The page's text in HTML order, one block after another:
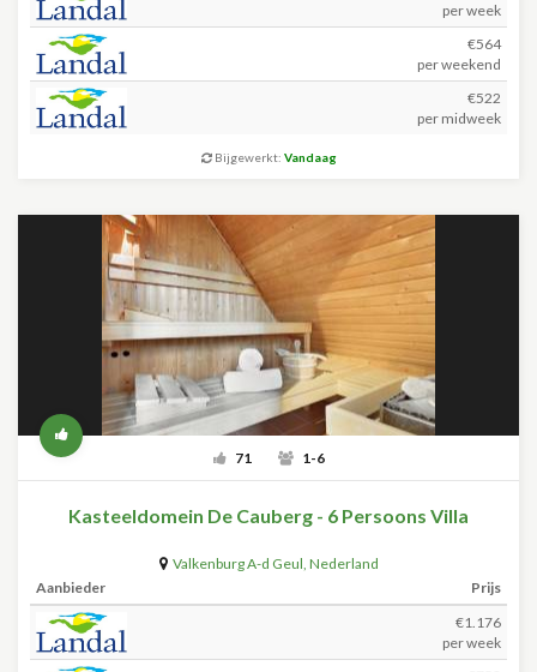
per week
€564
per weekend
€522
per midweek
Bijgewerkt: Vandaag
71 1-6
Kasteeldomein De Cauberg - 6 Persoons Villa
Valkenburg A-d Geul, Nederland
Aanbieder
Prijs
€1.176
per week